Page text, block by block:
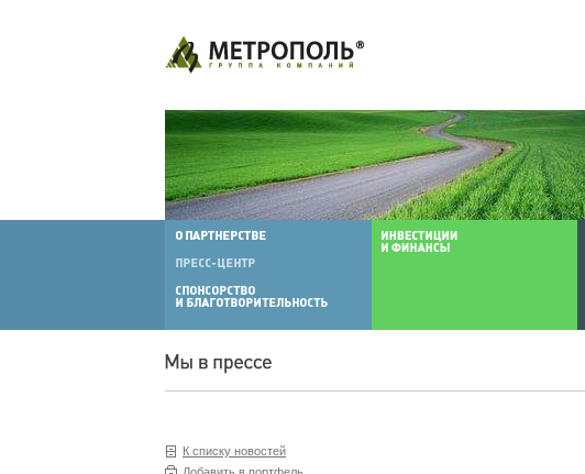
К списку новостей